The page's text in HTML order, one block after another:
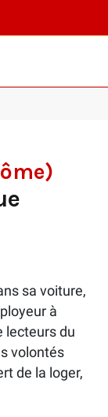
de-Dôme) :
sa voiture,
à
lecteurs du
volontés
de la loger,